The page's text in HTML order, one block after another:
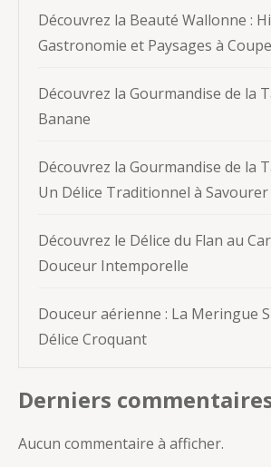
Découvrez la Beauté Wallonne :
Gastronomie et Paysages à
Découvrez la Gourmandise de la
Banane
Découvrez la Gourmandise de la
Un Délice Traditionnel à Savourer
Découvrez le Délice du Flan au
Douceur Intemporelle
Douceur aérienne : La Meringue
Délice Croquant
Derniers
Aucun commentaire à afficher.